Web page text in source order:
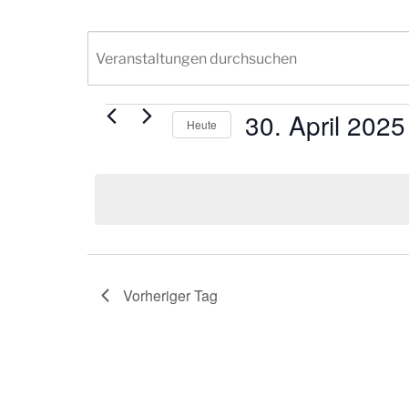
Veranstaltungen
April
2025
Heute 30. April 2025
Vorheriger Tag